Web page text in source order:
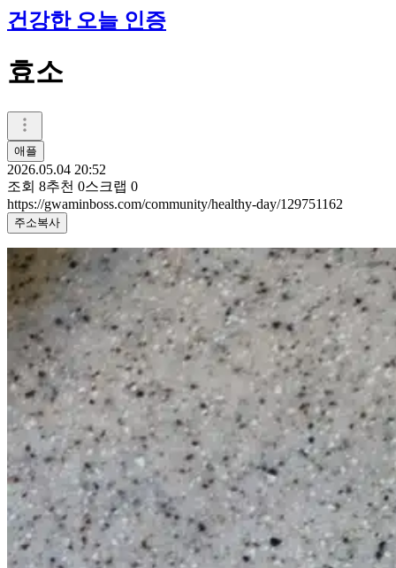
건강한 오늘 인증
효소
애플
2026.05.04 20:52
조회 8추천 0스크랩 0
https://gwaminboss.com/community/healthy-day/129751162
주소복사